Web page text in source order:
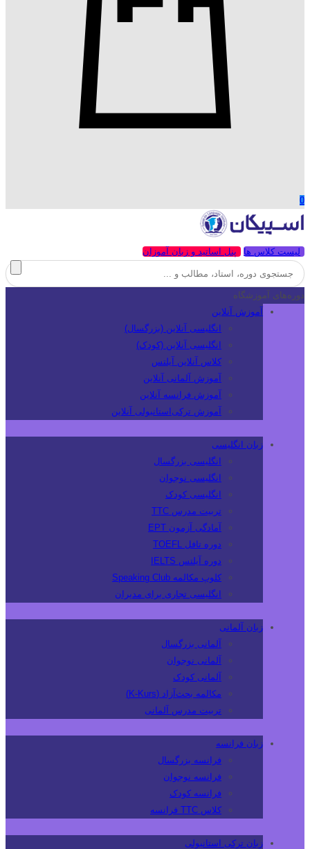
0
لیست کلاس ها پنل اساتید و زبان آموزان
دوره‌های آموزشگاه
آموزش آنلاین
انگلیسی آنلاین (بزرگسال)
انگلیسی آنلاین (کودک)
کلاس آنلاین آیلتس
آموزش آلمانی آنلاین
آموزش فرانسه آنلاین
آموزش ترکی‌استانبولی آنلاین
زبان انگلیسی
انگلیسی بزرگسال
انگلیسی نوجوان
انگلیسی کودک
تربیت مدرس TTC
آمادگی آزمون EPT
دوره تافل TOEFL
دوره آیلتس IELTS
کلوپ مکالمه Speaking Club
انگلیسی تجاری برای مدیران
زبان آلمانی
آلمانی بزرگسال
آلمانی نوجوان
آلمانی کودک
مکالمه بحث‌آزاد (K-Kurs)
تربیت مدرس آلمانی
زبان فرانسه
فرانسه بزرگسال
فرانسه نوجوان
فرانسه کودک
کلاس TTC فرانسه
زبان ترکی استانبولی